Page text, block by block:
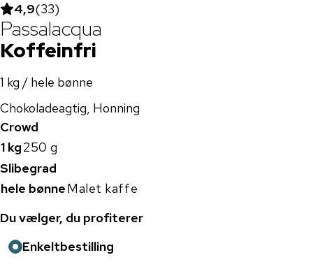
4,9(33)
Passalacqua
Koffeinfri
1 kg / hele bønne
Chokoladeagtig, Honning
Crowd
1 kg250 g
Slibegrad
hele bønneMalet kaffe
Du vælger, du profiterer
Enkeltbestilling